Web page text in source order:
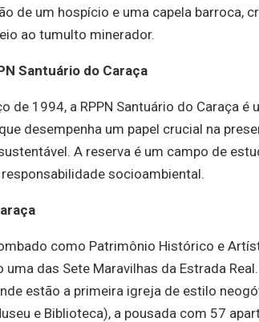
de um hospício e uma capela barroca,
ao tumulto minerador.
Santuário do Caraça
de 1994, a RPPN Santuário do Caraça é
desempenha um papel crucial na
A reserva é um campo de
socioambiental.
como Patrimônio Histórico e
das Sete Maravilhas da Estrada
estão a primeira igreja de estilo
e Biblioteca), a pousada com 57